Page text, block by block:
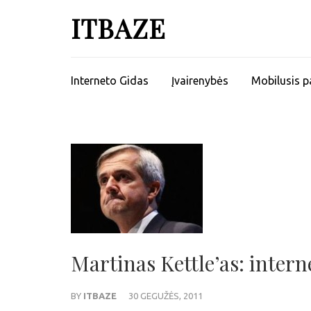
ITBAZE
Interneto Gidas Įvairenybės Mobilusis
Martinas Kettle’as:
BY ITBAZE 30 GEGUŽĖS, 2011